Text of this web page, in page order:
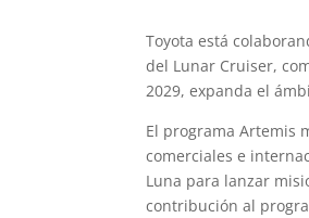
Toyota está
del Lunar Cruiser,
2029, expanda el
El programa Artemis
comerciales e
Luna para lanzar
contribución al